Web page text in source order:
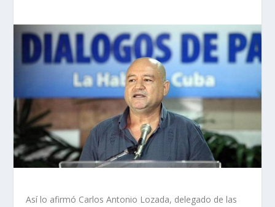
Así lo afirmó Carlos Antonio Lozada, delegado de las